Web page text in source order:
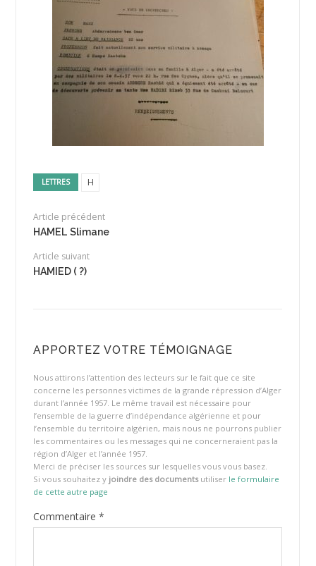
LETTRES H
Article précédent
HAMEL Slimane
Article suivant
HAMIED ( ?)
APPORTEZ VOTRE TÉMOIGNAGE
Nous attirons l’attention des lecteurs sur le fait que ce site
concerne les personnes victimes de la grande répression d’Alger
durant l’année 1957. Le même travail est nécessaire pour
l’ensemble de la guerre d’indépendance algérienne et pour
l’ensemble du territoire algérien, mais nous ne pourrons publier
les commentaires ou les messages qui ne concerneraient pas la
région d’Alger et l’année 1957.
Merci de préciser les sources sur lesquelles vous vous basez.
Si vous souhaitez y joindre des documentsutiliser le formulaire
de cette autre page
Commentaire *